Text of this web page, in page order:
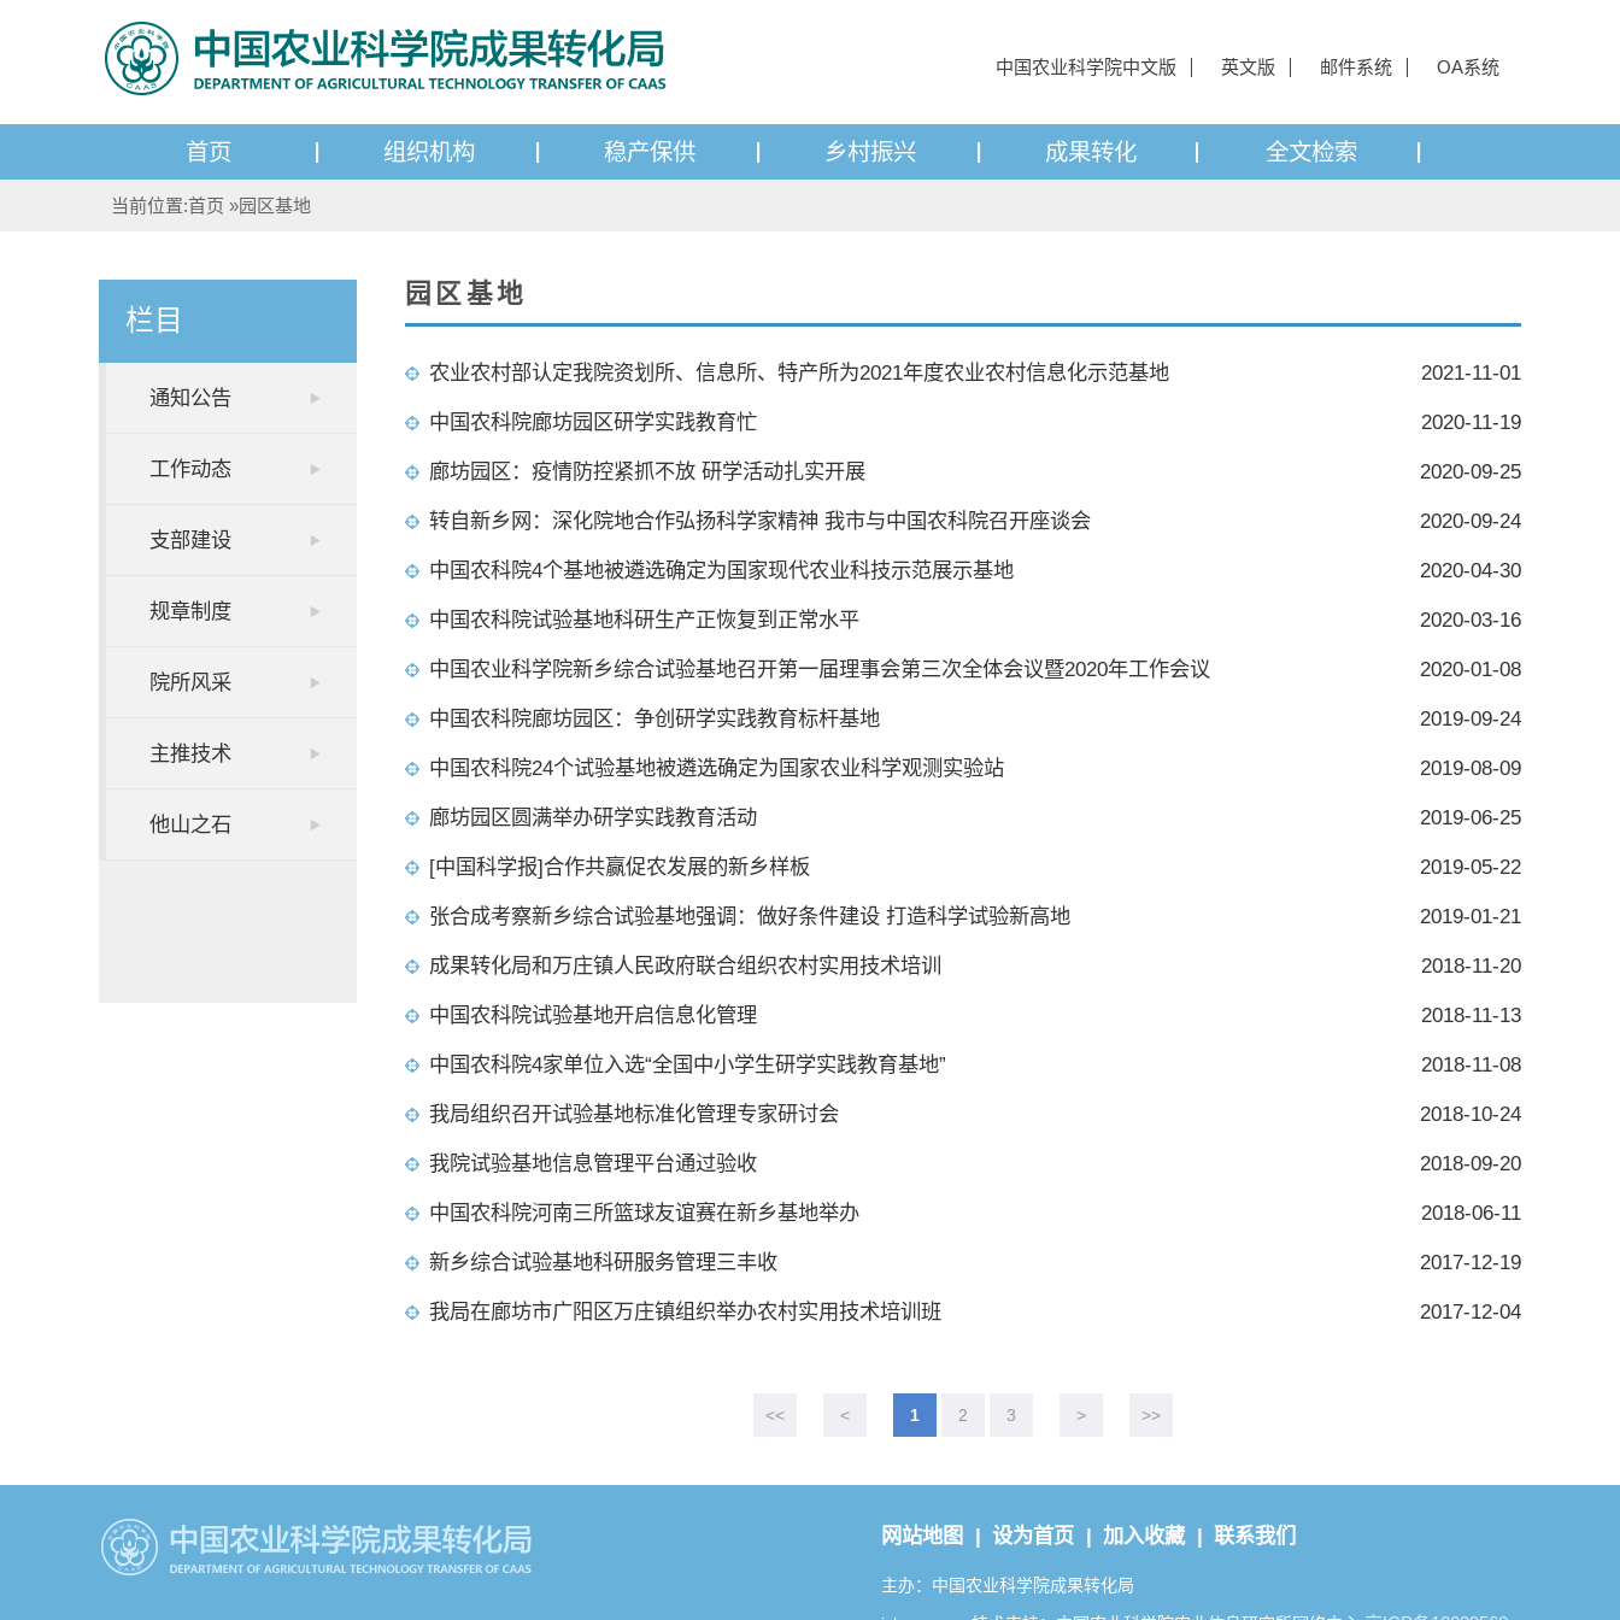
中国农业科学院中文版 英文版 邮件系统 OA系统
首页 组织机构 稳产保供 乡村振兴 成果转化 全文检索
当前位置:首页 »园区基地
栏目
通知公告
工作动态
支部建设
规章制度
院所风采
主推技术
他山之石
园区基地
2021-11-01
农业农村部认定我院资划所、信息所、特产所为2021年度农业农村信息化示范基地
2020-11-19
中国农科院廊坊园区研学实践教育忙
2020-09-25
廊坊园区：疫情防控紧抓不放 研学活动扎实开展
2020-09-24
转自新乡网：深化院地合作弘扬科学家精神 我市与中国农科院召开座谈会
2020-04-30
中国农科院4个基地被遴选确定为国家现代农业科技示范展示基地
2020-03-16
中国农科院试验基地科研生产正恢复到正常水平
2020-01-08
中国农业科学院新乡综合试验基地召开第一届理事会第三次全体会议暨2020年工作会议
2019-09-24
中国农科院廊坊园区：争创研学实践教育标杆基地
2019-08-09
中国农科院24个试验基地被遴选确定为国家农业科学观测实验站
2019-06-25
廊坊园区圆满举办研学实践教育活动
2019-05-22
[中国科学报]合作共赢促农发展的新乡样板
2019-01-21
张合成考察新乡综合试验基地强调：做好条件建设 打造科学试验新高地
2018-11-20
成果转化局和万庄镇人民政府联合组织农村实用技术培训
2018-11-13
中国农科院试验基地开启信息化管理
2018-11-08
中国农科院4家单位入选“全国中小学生研学实践教育基地”
2018-10-24
我局组织召开试验基地标准化管理专家研讨会
2018-09-20
我院试验基地信息管理平台通过验收
2018-06-11
中国农科院河南三所篮球友谊赛在新乡基地举办
2017-12-19
新乡综合试验基地科研服务管理三丰收
2017-12-04
我局在廊坊市广阳区万庄镇组织举办农村实用技术培训班
<< < 1 2 3 > >>
网站地图 | 设为首页 | 加入收藏 | 联系我们
主办：中国农业科学院成果转化局